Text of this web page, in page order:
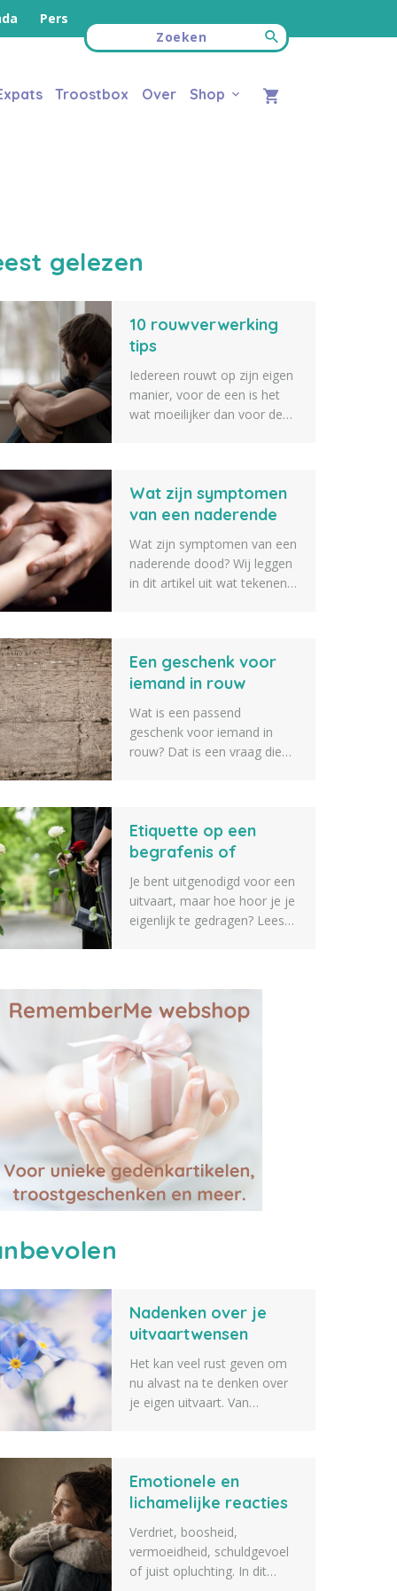
Pers
Troostbox Over Shop
gelezen
10 rouwverwerking
tips
Iedereen rouwt op zijn eigen
manier, voor de een is het
wat moeilijker dan voor de
helpen. Wij hebben daarom
een lijst opgesteld met 10
hierbij te helpen.
Wat zijn symptomen
van een naderende
dood?
Wat zijn symptomen van een
naderende dood? Wij leggen
in dit artikel uit wat tekenen
naaste iets beter wat er gaat
gebeuren als iemand op
Een geschenk voor
iemand in rouw
Wat is een passend
geschenk voor iemand in
rouw? Dat is een vraag die
geschenken die je kunt
geven aan iemand die een
weten dat er iets tussen zit
wat je geschikt vindt.
Etiquette op een
begrafenis of
crematie
Je bent uitgenodigd voor een
uitvaart, maar hoe hoor je je
eigenlijk te gedragen? Lees
Nadenken over je
uitvaartwensen
Het kan veel rust geven om
nu alvast na te denken over
je eigen uitvaart. Van
bij aan een afscheid dat echt
bij jou past. Lees meer.
Emotionele en
lichamelijke reacties
na het overlijden van
een dierbare
Verdriet, boosheid,
vermoeidheid, schuldgevoel
of juist opluchting. In dit